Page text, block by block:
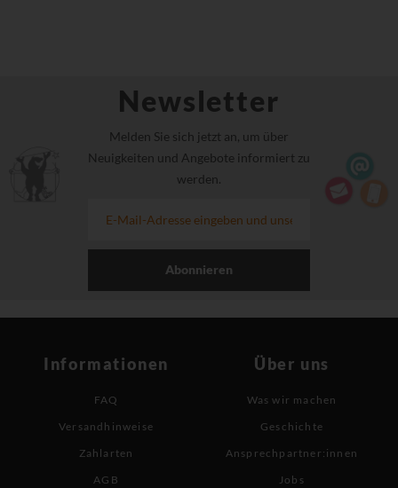
Newsletter
Melden Sie sich jetzt an, um über
Neuigkeiten und Angebote informiert zu
werden.
Abonnieren
Informationen
FAQ
Versandhinweise
Zahlarten
AGB
Über uns
Was wir machen
Geschichte
Ansprechpartner:innen
Jobs